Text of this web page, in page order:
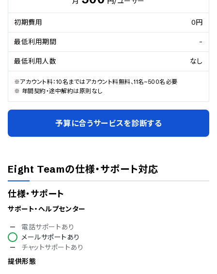
初期費用 0円
最低利用期間 -
最低利用人数 なし
※アカウント料：10名まではアカウント料無料、11名~500名必要
※ 年間契約・途中解約は原則なし
予算に合うサービスを診断する
Eight Teamの仕様・サポート対応
仕様・サポート
サポート・ヘルプセンター
電話サポートあり
メールサポートあり
チャットサポートあり
提供形態